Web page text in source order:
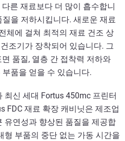
른 재료보다 더 많이 흡수합니
을 저하시킵니다. 새로운 재료
체에 걸쳐 최적의 재료 건조 상
조기가 장착되어 있습니다. 그
품질, 열층 간 접착력 저하와
품을 얻을 수 있습니다.
최신 세대 Fortus 450mc 프린터
FDC 재료 확장 캐비닛은 제조업
유연성과 향상된 품질을 제공합
형 부품의 중단 없는 가동 시간을